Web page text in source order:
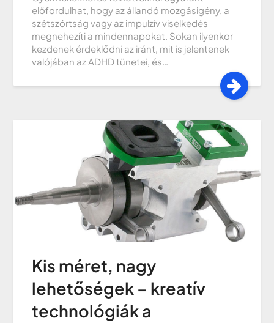
előfordulhat, hogy az állandó mozgásigény, a
szétszórtság vagy az impulzív viselkedés
megnehezíti a mindennapokat. Sokan ilyenkor
kezdenek érdeklődni az iránt, mit is jelentenek
valójában az ADHD tünetei, és…
Kis méret, nagy
lehetőségek – kreatív
technológiák a